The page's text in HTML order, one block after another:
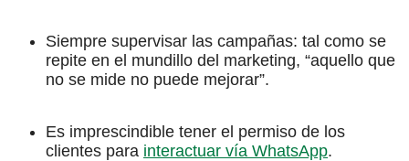
Siempre supervisar las campañas: tal como se
repite en el mundillo del marketing, “aquello que
no se mide no puede mejorar”.
Es imprescindible tener el permiso de los
clientes para interactuar vía WhatsApp.